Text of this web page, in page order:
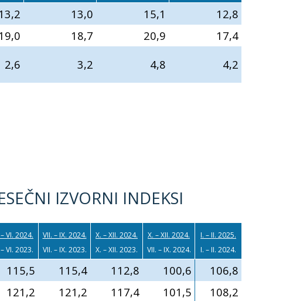
13,0 15,1
12,8
18,7 20,9
17,4
2,6 3,2 4,8 4,2
IZVORNI INDEKSI
VI. 2024.
VI. 2023.
VII. – IX. 2024.
VII. – IX. 2023.
X. – XII. 2024.
X. – XII. 2023.
X. – XII. 2024.
VII. – IX. 2024.
I. – II. 2025.
I. – II. 2024.
115,5 115,4 112,8 100,6
106,8
121,2 121,2 117,4 101,5
108,2